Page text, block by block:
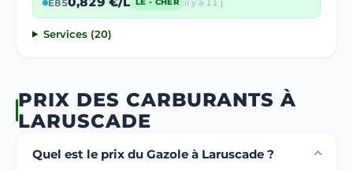
E85
Services (20)
PRIX DES CARBURANTS À
LARUSCADE
Quel est le prix du Gazole à Laruscade ?